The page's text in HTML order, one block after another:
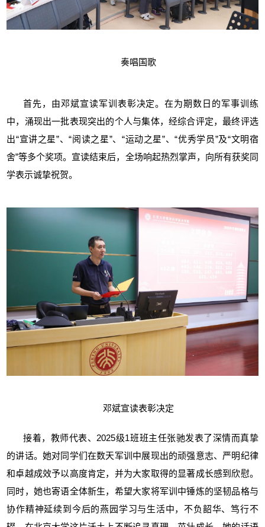
奏唱国歌
首先，由邓斌宣读军训表彰决定。在为期数日的军事训练
中，涌现出一批表现突出的个人与集体，经综合评定，最终评选
出“宣讲之星”、“阅读之星”、 “运动之星”、“优秀学员”及“文明宿
舍”等多个奖项。宣读结束后，全场响起热烈掌声，向所有获奖同
学表示诚挚祝贺。
邓斌宣读表彰决定
接着，教师代表、 2025级1班班主任张驰发表了深情而真挚
的讲话。她对同学们在数天军训中展现出的顽强意志、严明纪律
和卓越成效予以高度肯定，并为大家取得的显著成长感到欣慰。
同时，她也寄语全体新生，希望大家将军训中锤炼的坚韧品格与
协作精神延续到今后的燕园学习与生活中，不负韶华、笃行不